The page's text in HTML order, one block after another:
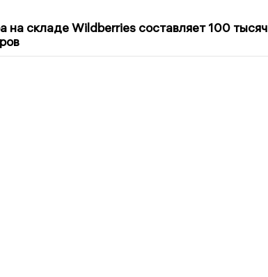
складе Wildberries составляет 100 тысяч